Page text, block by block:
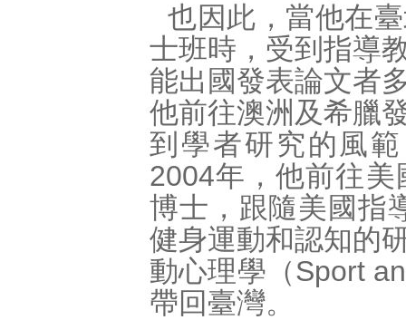
也因此，當他在
士班時，受到指導
能出國發表論文者
他前往澳洲及希臘
到學者研究的風
2004年，他前往
博士，跟隨美國指
健身運動和認知的
動心理學（Sport
帶回臺灣。